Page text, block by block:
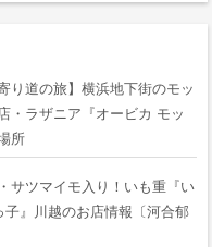
り道の旅】横浜地下街のモッ
・ラザニア『オービカ モッ
所
サツマイモ入り！いも重『い
』川越のお店情報〔河合郁